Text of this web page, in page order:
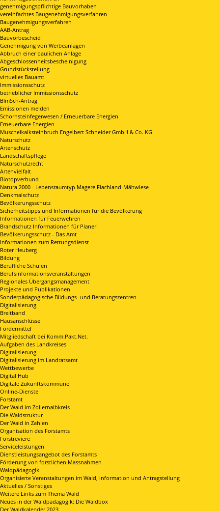
genehmigungspflichtige Bauvorhaben
vereinfachtes Baugenehmigungsverfahren
Baugenehmigungsverfahren
AAB-Antrag
Bauvorbescheid
Genehmigung von Werbeanlagen
Abbruch einer baulichen Anlage
Abgeschlossenheitsbescheinigung
Grundstücksteilung
virtuelles Bauamt
Immissionsschutz
betrieblicher Immissionsschutz
BImSch-Antrag
Emissionen melden
Schornsteinfegerwesen / Erneuerbare Energien
Erneuerbare Energien
Muschelkalksteinbruch Engelbert Schneider GmbH & Co. KG
Naturschutz
Artenschutz
Landschaftspflege
Naturschutzrecht
Artenvielfalt
Biotopverbund
Natura 2000 - Lebensraumtyp Magere Flachland-Mähwiese
Denkmalschutz
Bevölkerungsschutz
Sicherheitstipps und Informationen für die Bevölkerung
Informationen für Feuerwehren
Brandschutz Informationen für Planer
Bevölkerungsschutz - Das Amt
Informationen zum Rettungsdienst
Roter Heuberg
Bildung
Berufliche Schulen
Berufsinformationsveranstaltungen
Regionales Übergangsmanagement
Projekte und Publikationen
Sonderpädagogische Bildungs- und Beratungszentren
Digitalisierung
Breitband
Hausanschlüsse
Fördermittel
Mitgliedschaft bei Komm.Pakt.Net.
Aufgaben des Landkreises
Digitalisierung
Digitalisierung im Landratsamt
Wettbewerbe
Digital Hub
Digitale Zukunftskommune
Online-Dienste
Forstamt
Der Wald im Zollernalbkreis
Die Waldstruktur
Der Wald in Zahlen
Organisation des Forstamts
Forstreviere
Serviceleistungen
Dienstleistungsangebot des Forstamts
Förderung von forstlichen Massnahmen
Waldpädagogik
Organisierte Veranstaltungen im Wald, Information und Antragstellung
Aktuelles / Sonstiges
Weitere Links zum Thema Wald
Neues in der Waldpädagogik: Die Waldbox
Der Waldkalender 2023